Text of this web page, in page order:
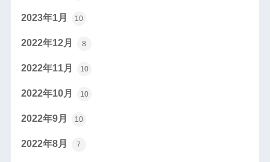
2023年1月 10
2022年12月 8
2022年11月 10
2022年10月 10
2022年9月 10
2022年8月 7